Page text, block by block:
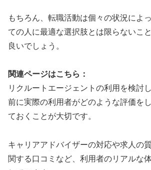
もちろん、転職活動は個々の状況によ
ての人に最適な選択肢とは限らないこ
良いでしょう。
関連ページはこちら：
リクルートエージェントの利用を検討
前に実際の利用者がどのような評価を
ておくことが大切です。
キャリアアドバイザーの対応や求人の
関する口コミなど、利用者のリアルな